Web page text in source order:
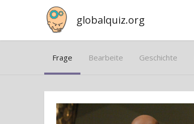
globalquiz.org
Frage Bearbeite Geschichte